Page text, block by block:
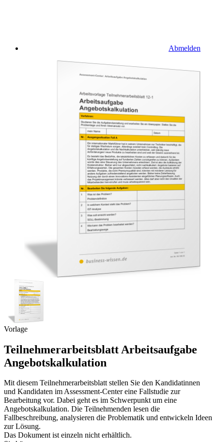
Abmelden
Vorlage
Teilnehmerarbeitsblatt Arbeitsaufgabe
Angebotskalkulation
Mit diesem Teilnehmerarbeitsblatt stellen Sie den Kandidatinnen
und Kandidaten im Assessment-Center eine Fallstudie zur
Bearbeitung vor. Dabei geht es im Schwerpunkt um eine
Angebotskalkulation. Die Teilnehmenden lesen die
Fallbeschreibung, analysieren die Problematik und entwickeln Ideen
zur Lösung.
Das Dokument ist einzeln nicht erhältlich.